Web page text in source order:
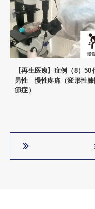
【再生医療】症例（8）50
男性 慢性疼痛（変形性膝
節症）